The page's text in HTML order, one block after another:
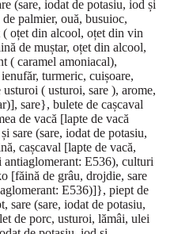
(sare, iodat de potasiu, iod și
palmier, ouă, busuioc,
( oțet din alcool, oțet din vin
de muștar, oțet din alcool,
( caramel amoniacal),
turmeric, cuișoare,
( usturoi, sare ), arome,
sare}, bulete de cașcaval
de vacă [lapte de vacă
sare (sare, iodat de potasiu,
cașcaval [lapte de vacă,
antiaglomerant: E536), culturi
[făină de grâu, drojdie, sare
E536)]}, piept de
sare (sare, iodat de potasiu,
de porc, usturoi, lămâi, ulei